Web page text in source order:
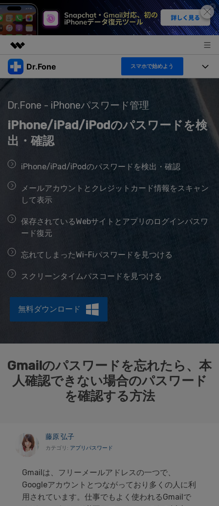
製品
ユーティリティ
ソリューション
企業情報
サポート
Dr.Fone スマホで始めよう
Dr.Fone Basic
製品
デスクトップ製品
アプリ製品
オンラインツール
新製品
もっと見る
製品活用
ヘルプセンター
トピック
データ転送
データ管理
もっと見る
無料ダウンロード ログイン
検索
Dr.Fone - iPhoneパスワード管理
iPhone/iPad/iPodのパスワードを検
出・確認
iPhone/iPad/iPodのパスワードを検出・確認
メールアカウントとクレジットカード情報をスキャン
して表示
保存されているWebサイトとアプリのログインパスワ
ード復元
忘れてしまったWi-Fiパスワードを見つける
スクリーンタイムパスコードを見つける
無料ダウンロード
Gmailのパスワードを忘れたら、本
人確認できない場合のパスワード
を確認する方法
藤原 弘子
カテゴリ: アプリパスワード
Gmailは、フリーメールアドレスの一つで、
Googleアカウントとつながっており多くの人に利
用されています。 仕事でもよく使われるGmailで